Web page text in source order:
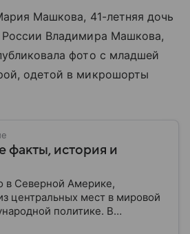
Машкова, 41-летняя дочь
России Владимира Машкова,
фото с младшей
одетой в микрошорты
история и
в Северной Америке,
центральных мест в мировой
политике. В
сведения об этой стране.